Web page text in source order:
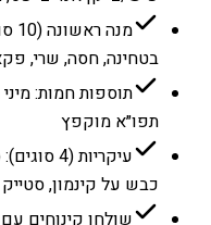
בטחינה, חסה, שרי,
תוספות חמות:
תפו״א מוקפץ
עיקריות
כבש על קינמון,
שולחן קינוחים